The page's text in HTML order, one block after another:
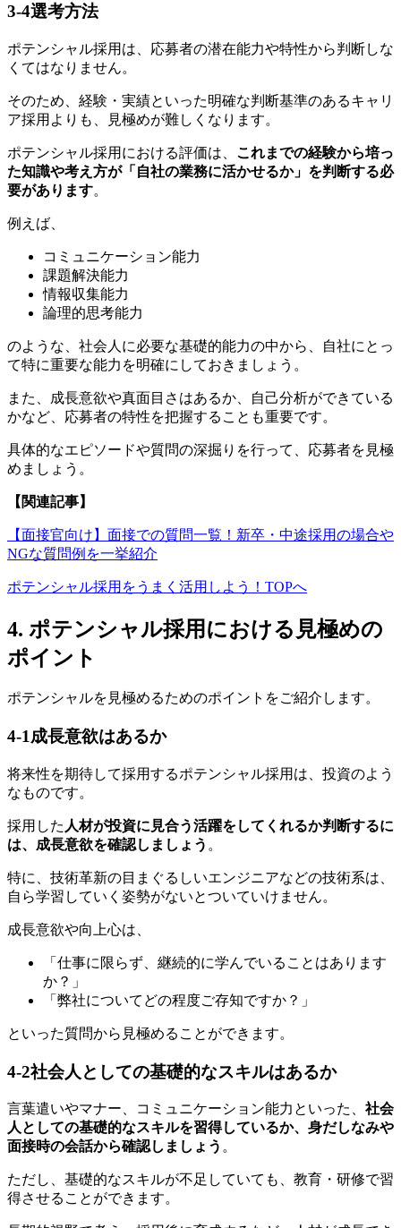
3-4選考方法
ポテンシャル採用は、応募者の潜在能力や特性から判断しな
くてはなりません。
そのため、経験・実績といった明確な判断基準のあるキャリ
ア採用よりも、見極めが難しくなります。
ポテンシャル採用における評価は、 これまでの経験から培っ
た知識や考え方が「自社の業務に活かせるか」を判断する必
要があります。
例えば、
コミュニケーション能力
課題解決能力
情報収集能力
論理的思考能力
のような、社会人に必要な基礎的能力の中から、自社にとっ
て特に重要な能力を明確にしておきましょう。
また、成長意欲や真面目さはあるか、自己分析ができている
かなど、応募者の特性を把握することも重要です。
具体的なエピソードや質問の深掘りを行って、応募者を見極
めましょう。
【関連記事】
【面接官向け】面接での質問一覧！新卒・中途採用の場合や
NGな質問例を一挙紹介
ポテンシャル採用をうまく活用しよう！TOPへ
4. ポテンシャル採用における見極めの
ポイント
ポテンシャルを見極めるためのポイントをご紹介します。
4-1成長意欲はあるか
将来性を期待して採用するポテンシャル採用は、投資のよう
なものです。
採用した 人材が投資に見合う活躍をしてくれるか判断するに
は、成長意欲を確認しましょう 。
特に、技術革新の目まぐるしいエンジニアなどの技術系は、
自ら学習していく姿勢がないとついていけません。
成長意欲や向上心は、
「仕事に限らず、継続的に学んでいることはあります
か？」
「弊社についてどの程度ご存知ですか？」
といった質問から見極めることができます。
4-2社会人としての基礎的なスキルはあるか
言葉遣いやマナー、コミュニケーション能力といった、 社会
人としての基礎的なスキルを習得しているか、身だしなみや
面接時の会話から確認しましょう 。
ただし、基礎的なスキルが不足していても、教育・研修で習
得させることができます。